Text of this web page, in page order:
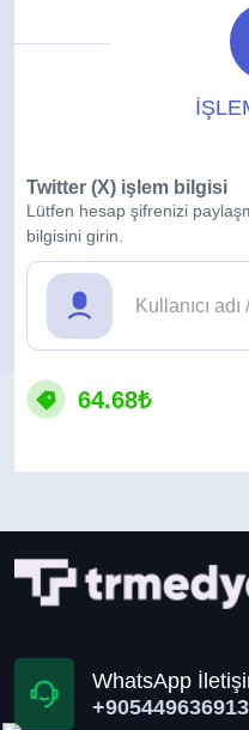
Twitter (X) işlem bilgisi
Lütfen hesap şifrenizi
bilgisini girin.
64.68₺
WhatsApp
+905449636913